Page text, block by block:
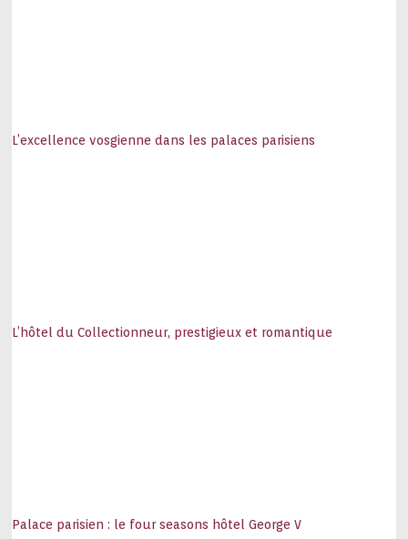
L’excellence vosgienne dans les palaces parisiens
L’hôtel du Collectionneur, prestigieux et romantique
Palace parisien : le four seasons hôtel George V